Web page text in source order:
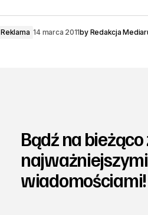
Reklama 14 marca 2011by Redakcja
Bądź na bieżąco
najważniejszymi
wiadomościami!